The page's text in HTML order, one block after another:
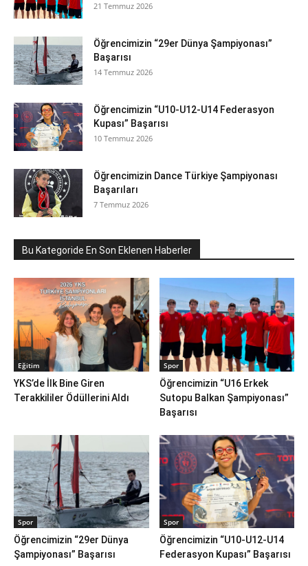
21 Temmuz 2026
Öğrencimizin “29er Dünya Şampiyonası”
Başarısı
14 Temmuz 2026
Öğrencimizin “U10-U12-U14 Federasyon
Kupası” Başarısı
10 Temmuz 2026
Öğrencimizin Dance Türkiye Şampiyonası
Başarıları
7 Temmuz 2026
Bu Kategoride En Son Eklenen Haberler
Eğitim
YKS’de İlk Bine Giren
Terakkililer Ödüllerini Aldı
Spor
Öğrencimizin “U16 Erkek
Sutopu Balkan Şampiyonası”
Başarısı
Spor
Öğrencimizin “29er Dünya
Şampiyonası” Başarısı
Spor
Öğrencimizin “U10-U12-U14
Federasyon Kupası” Başarısı